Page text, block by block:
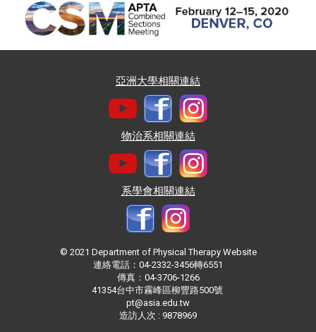
亞洲大學相關連結
物治系相關連結
系學會相關連結
© 2021 Department of Physical Therapy Website
連絡電話：04-2332-3456轉6551
傳真：04-3706-1266
41354台中市霧峰區柳豐路500號
pt@asia.edu.tw
造訪人次 : 9878969